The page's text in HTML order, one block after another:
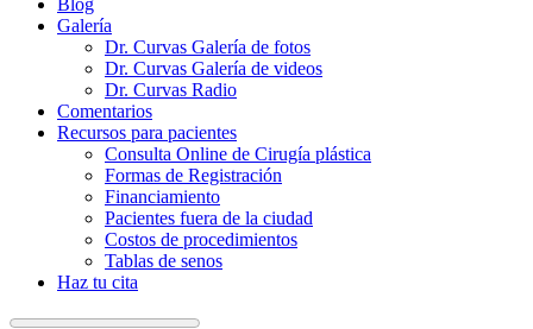
Blog
Galería
Dr. Curvas Galería de fotos
Dr. Curvas Galería de videos
Dr. Curvas Radio
Comentarios
Recursos para pacientes
Consulta Online de Cirugía plástica
Formas de Registración
Financiamiento
Pacientes fuera de la ciudad
Costos de procedimientos
Tablas de senos
Haz tu cita